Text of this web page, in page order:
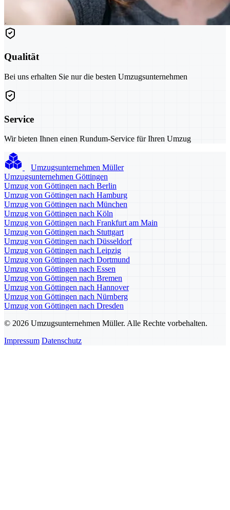
Qualität
Bei uns erhalten Sie nur die besten Umzugsunternehmen
Service
Wir bieten Ihnen einen Rundum-Service für Ihren Umzug
Umzugsunternehmen Müller
Umzugsunternehmen Göttingen
Umzug von Göttingen nach Berlin
Umzug von Göttingen nach Hamburg
Umzug von Göttingen nach München
Umzug von Göttingen nach Köln
Umzug von Göttingen nach Frankfurt am Main
Umzug von Göttingen nach Stuttgart
Umzug von Göttingen nach Düsseldorf
Umzug von Göttingen nach Leipzig
Umzug von Göttingen nach Dortmund
Umzug von Göttingen nach Essen
Umzug von Göttingen nach Bremen
Umzug von Göttingen nach Hannover
Umzug von Göttingen nach Nürnberg
Umzug von Göttingen nach Dresden
© 2026 Umzugsunternehmen Müller. Alle Rechte vorbehalten.
Impressum Datenschutz